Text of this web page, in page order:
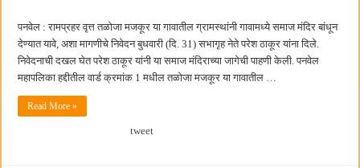
पनवेल : रामप्रहर वृत्त तळोजा मजकूर या गावातील ग्रामस्थांनी गावामध्ये समाज मंदिर बांधून
देण्यात यावे, अशा मागणीचे निवेदन बुधवारी (दि. 31) सभागृह नेते परेश ठाकूर यांना दिले.
निवेदनाची दखल घेत परेश ठाकूर यांनी या समाज मंदिराच्या जागेची पाहणी केली. पनवेल
महापलिका हद्दीतील वार्ड क्रमांक 1 मधील तळोजा मजकूर या गावातील …
Read More »
tweet